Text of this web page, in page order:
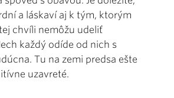
a láskaví aj k tým, ktorým
chvíli nemôžu udeliť
každý odíde od nich s
Tu na zemi predsa ešte
uzavreté.